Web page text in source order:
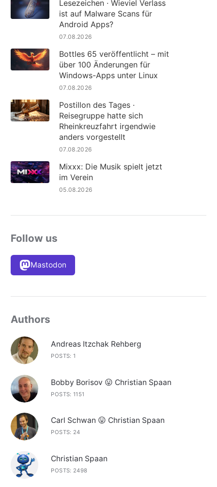
Lesezeichen · Wieviel Verlass
ist auf Malware Scans für
Android Apps?
07.08.2026
Bottles 65 veröffentlicht – mit
über 100 Änderungen für
Windows-Apps unter Linux
07.08.2026
Postillon des Tages ·
Reisegruppe hatte sich
Rheinkreuzfahrt irgendwie
anders vorgestellt
07.08.2026
Mixxx: Die Musik spielt jetzt
im Verein
05.08.2026
Follow us
Mastodon
Authors
Andreas Itzchak Rehberg
POSTS: 1
Bobby Borisov 😛 Christian Spaan
POSTS: 1151
Carl Schwan 😛 Christian Spaan
POSTS: 24
Christian Spaan
POSTS: 2498